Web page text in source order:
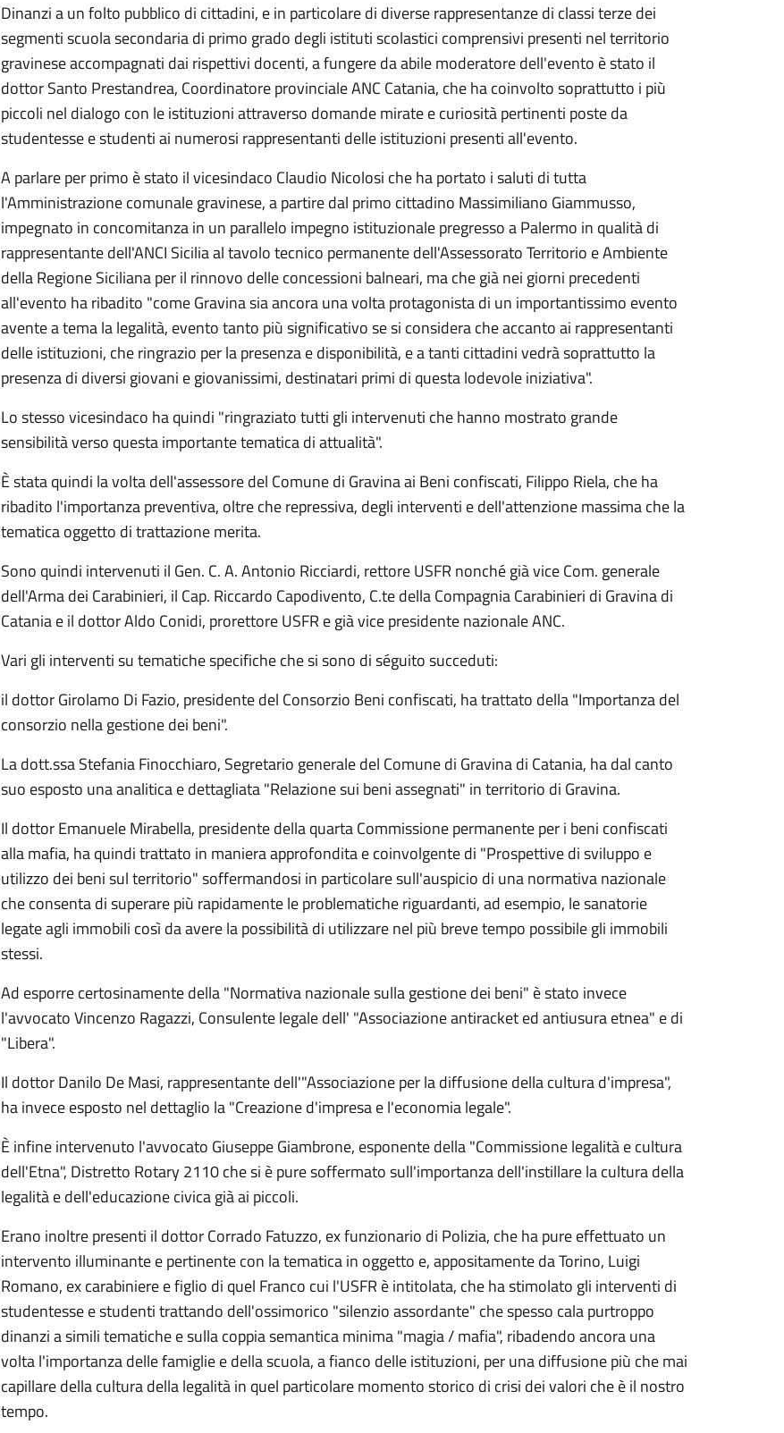
Dinanzi a un folto pubblico di cittadini, e in particolare di diverse rappresentanze di classi terze dei
segmenti scuola secondaria di primo grado degli istituti scolastici comprensivi presenti nel territorio
gravinese accompagnati dai rispettivi docenti, a fungere da abile moderatore dell'evento è stato il
dottor Santo Prestandrea, Coordinatore provinciale ANC Catania, che ha coinvolto soprattutto i più
piccoli nel dialogo con le istituzioni attraverso domande mirate e curiosità pertinenti poste da
studentesse e studenti ai numerosi rappresentanti delle istituzioni presenti all'evento.
A parlare per primo è stato il vicesindaco Claudio Nicolosi che ha portato i saluti di tutta
l'Amministrazione comunale gravinese, a partire dal primo cittadino Massimiliano Giammusso,
impegnato in concomitanza in un parallelo impegno istituzionale pregresso a Palermo in qualità di
rappresentante dell'ANCI Sicilia al tavolo tecnico permanente dell'Assessorato Territorio e Ambiente
della Regione Siciliana per il rinnovo delle concessioni balneari, ma che già nei giorni precedenti
all'evento ha ribadito "come Gravina sia ancora una volta protagonista di un importantissimo evento
avente a tema la legalità, evento tanto più significativo se si considera che accanto ai rappresentanti
delle istituzioni, che ringrazio per la presenza e disponibilità, e a tanti cittadini vedrà soprattutto la
presenza di diversi giovani e giovanissimi, destinatari primi di questa lodevole iniziativa".
Lo stesso vicesindaco ha quindi "ringraziato tutti gli intervenuti che hanno mostrato grande
sensibilità verso questa importante tematica di attualità".
È stata quindi la volta dell'assessore del Comune di Gravina ai Beni confiscati, Filippo Riela, che ha
ribadito l'importanza preventiva, oltre che repressiva, degli interventi e dell'attenzione massima che la
tematica oggetto di trattazione merita.
Sono quindi intervenuti il Gen. C. A. Antonio Ricciardi, rettore USFR nonché già vice Com. generale
dell'Arma dei Carabinieri, il Cap. Riccardo Capodivento, C.te della Compagnia Carabinieri di Gravina di
Catania e il dottor Aldo Conidi, prorettore USFR e già vice presidente nazionale ANC.
Vari gli interventi su tematiche specifiche che si sono di séguito succeduti:
il dottor Girolamo Di Fazio, presidente del Consorzio Beni confiscati, ha trattato della "Importanza del
consorzio nella gestione dei beni".
La dott.ssa Stefania Finocchiaro, Segretario generale del Comune di Gravina di Catania, ha dal canto
suo esposto una analitica e dettagliata "Relazione sui beni assegnati" in territorio di Gravina.
Il dottor Emanuele Mirabella, presidente della quarta Commissione permanente per i beni confiscati
alla mafia, ha quindi trattato in maniera approfondita e coinvolgente di "Prospettive di sviluppo e
utilizzo dei beni sul territorio" soffermandosi in particolare sull'auspicio di una normativa nazionale
che consenta di superare più rapidamente le problematiche riguardanti, ad esempio, le sanatorie
legate agli immobili così da avere la possibilità di utilizzare nel più breve tempo possibile gli immobili
stessi.
Ad esporre certosinamente della "Normativa nazionale sulla gestione dei beni" è stato invece
l'avvocato Vincenzo Ragazzi, Consulente legale dell' "Associazione antiracket ed antiusura etnea" e di
"Libera".
Il dottor Danilo De Masi, rappresentante dell'"Associazione per la diffusione della cultura d'impresa",
ha invece esposto nel dettaglio la "Creazione d'impresa e l'economia legale".
È infine intervenuto l'avvocato Giuseppe Giambrone, esponente della "Commissione legalità e cultura
dell'Etna", Distretto Rotary 2110 che si è pure soffermato sull'importanza dell'instillare la cultura della
legalità e dell'educazione civica già ai piccoli.
Erano inoltre presenti il dottor Corrado Fatuzzo, ex funzionario di Polizia, che ha pure effettuato un
intervento illuminante e pertinente con la tematica in oggetto e, appositamente da Torino, Luigi
Romano, ex carabiniere e figlio di quel Franco cui l'USFR è intitolata, che ha stimolato gli interventi di
studentesse e studenti trattando dell'ossimorico "silenzio assordante" che spesso cala purtroppo
dinanzi a simili tematiche e sulla coppia semantica minima "magia / mafia", ribadendo ancora una
volta l'importanza delle famiglie e della scuola, a fianco delle istituzioni, per una diffusione più che mai
capillare della cultura della legalità in quel particolare momento storico di crisi dei valori che è il nostro
tempo.